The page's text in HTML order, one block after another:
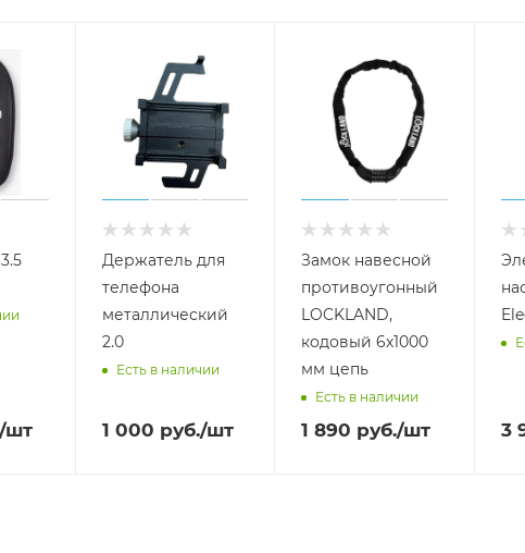
/шт
Держатель для
телефона
металлический
2.0
Есть в наличии
1 000 руб./шт
Замок навесной
противоугонный
LOCKLAND,
кодовый 6х1000
мм цепь
Есть в наличии
1 890 руб./шт 3